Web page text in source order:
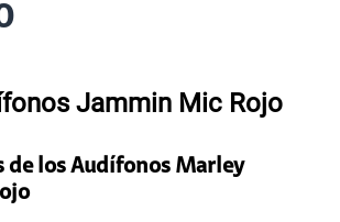
Jammin Mic Rojo
de los Audífonos Marley